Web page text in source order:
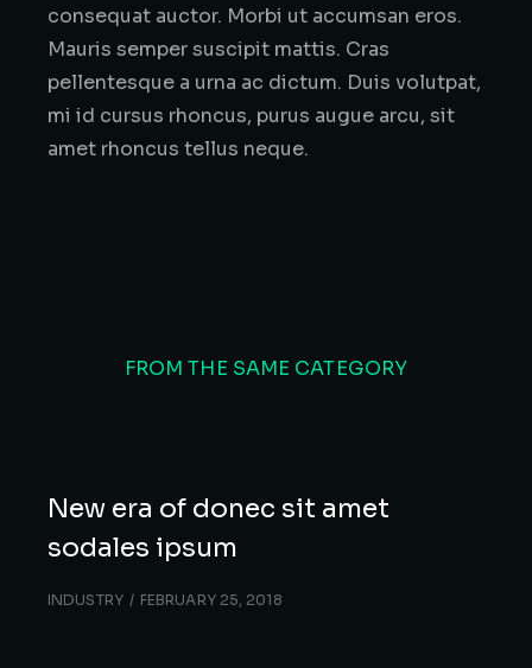
consequat auctor. Morbi ut accumsan eros.
Mauris semper suscipit mattis. Cras
pellentesque a urna ac dictum. Duis volutpat,
mi id cursus rhoncus, purus augue arcu, sit
amet rhoncus tellus neque.
FROM THE SAME CATEGORY
New era of donec sit amet
sodales ipsum
INDUSTRY FEBRUARY 25, 2018